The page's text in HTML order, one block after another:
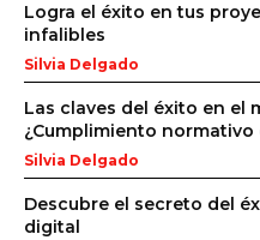
Logra el éxito en tus
infalibles
Silvia Delgado
Las claves del éxito en el
¿Cumplimiento
Silvia Delgado
Descubre el secreto del
digital